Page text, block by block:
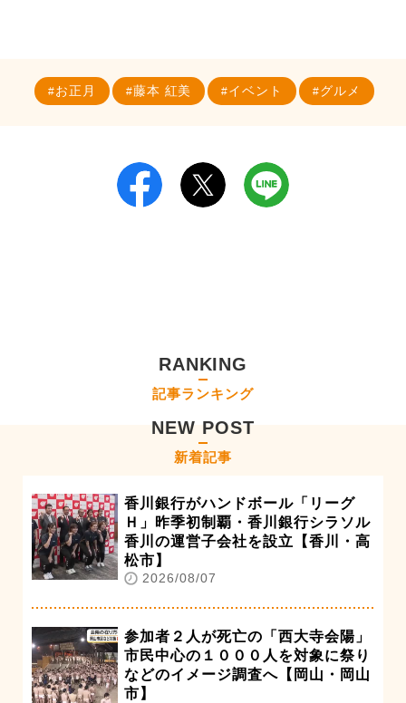
お正月 藤本 紅美 イベント グルメ
RANKING
記事ランキング
NEW POST
新着記事
香川銀行がハンドボール「リーグ
Ｈ」昨季初制覇・香川銀行シラソル
香川の運営子会社を設立【香川・高
松市】
2026/08/07
参加者２人が死亡の「西大寺会陽」
市民中心の１０００人を対象に祭り
などのイメージ調査へ【岡山・岡山
市】